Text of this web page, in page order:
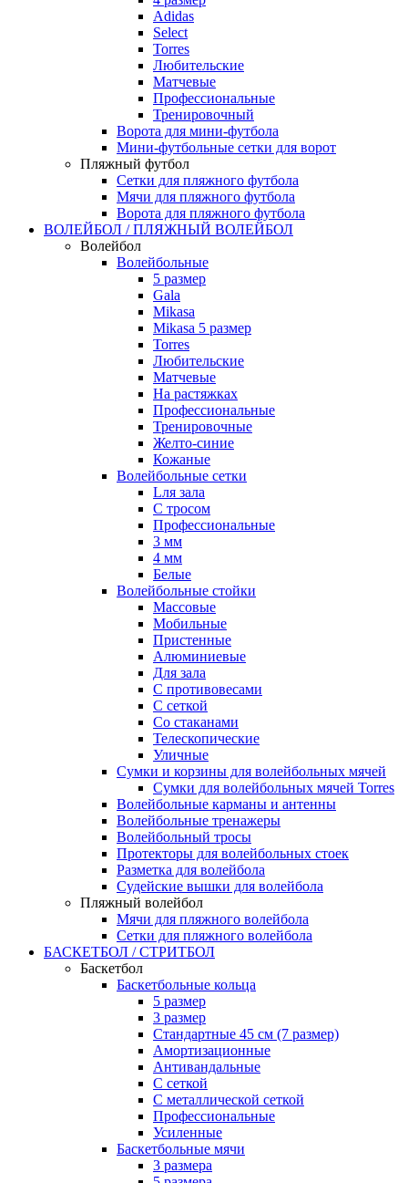
Adidas
Select
Torres
Любительские
Матчевые
Профессиональные
Тренировочный
Ворота для мини-футбола
Мини-футбольные сетки для ворот
Пляжный футбол
Сетки для пляжного футбола
Мячи для пляжного футбола
Ворота для пляжного футбола
ВОЛЕЙБОЛ / ПЛЯЖНЫЙ ВОЛЕЙБОЛ
Волейбол
Волейбольные
5 размер
Gala
Mikasa
Mikasa 5 размер
Torres
Любительские
Матчевые
На растяжках
Профессиональные
Тренировочные
Желто-синие
Кожаные
Волейбольные сетки
Lля зала
C тросом
Профессиональные
3 мм
4 мм
Белые
Волейбольные стойки
Массовые
Мобильные
Пристенные
Алюминиевые
Для зала
С противовесами
С сеткой
Со стаканами
Телескопические
Уличные
Сумки и корзины для волейбольных мячей
Сумки для волейбольных мячей Torres
Волейбольные карманы и антенны
Волейбольные тренажеры
Волейбольный тросы
Протекторы для волейбольных стоек
Разметка для волейбола
Судейские вышки для волейбола
Пляжный волейбол
Мячи для пляжного волейбола
Сетки для пляжного волейбола
БАСКЕТБОЛ / СТРИТБОЛ
Баскетбол
Баскетбольные кольца
5 размер
3 размер
Стандартные 45 см (7 размер)
Амортизационные
Антивандальные
С сеткой
С металлической сеткой
Профессиональные
Усиленные
Баскетбольные мячи
3 размера